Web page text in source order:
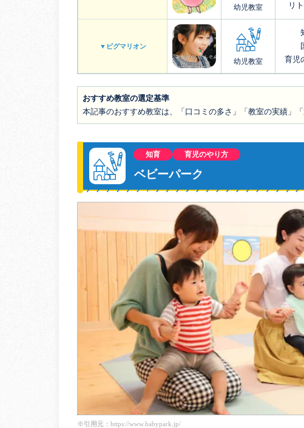
幼児教室
リ
▼ピグマリオン
幼児教室
育児
おすすめ教室の選定基準
本記事のおすすめ教室は、「口コミの多さ」「教室の実績」
知育 育児のやり方
ベビーパーク
※引用元： https://www.babypark.jp/